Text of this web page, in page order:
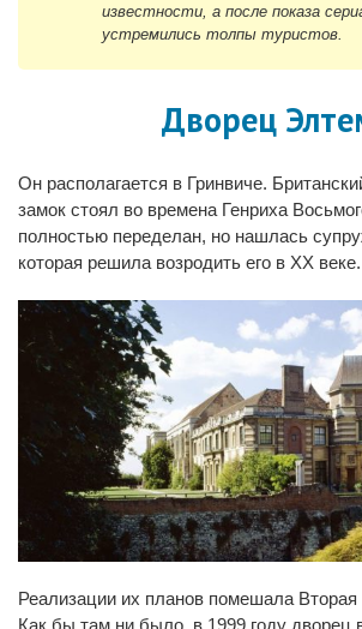
известности, а после показа
устремились толпы туристов.
Дворец
Он располагается в Гринвиче.
замок стоял во времена Генриха
полностью переделан, но нашлась
которая решила возродить его в XX веке.
Реализации их планов помешала Вторая
Как бы там ни было, в 1999 году дворец